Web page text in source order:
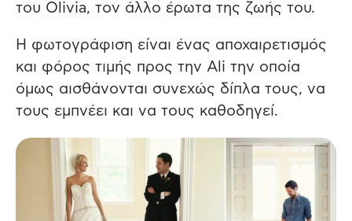
του Olivia, τον άλλο έρωτα της ζωής του.
Η φωτογράφιση είναι ένας αποχαιρετισμός
και φόρος τιμής προς την Ali την οποία
όμως αισθάνονται συνεχώς δίπλα τους, να
τους εμπνέει και να τους καθοδηγεί.